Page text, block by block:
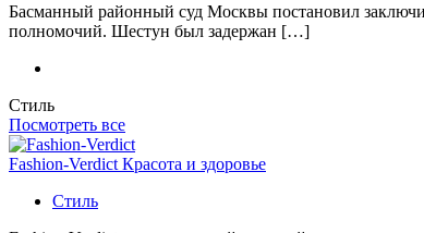
Басманный районный суд Москвы постановил
полномочий. Шестун был задержан […]
Стиль
Посмотреть все
Fashion-Verdict Красота и здоровье
Стиль